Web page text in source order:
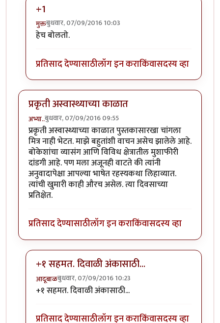
+1
मुक्तबुधवार, 07/09/2016 10:03
In reply to
हेच बोलतो.
प्रतिसाद देण्यासाठीलॉग इन कराकिंवासदस्य व्हा
प्रकृती अस्वास्थ्याच्या काळात
अभ्या..बुधवार, 07/09/2016 09:55
प्रकृती अस्वास्थ्याच्या काळात पुस्तकासारखा चांगला
मित्र नाही भेटत. माझे बहुतांशी वाचन असेच झालेले आहे.
बोकेशांचा व्यासंग आणि विविध क्षेत्रातील मुशाफीरी
दांडगी आहे. पण मला अजूनही वाटते की त्यांनी
अनुवादापेक्षा आपल्या भाषेत रहस्यकथा लिहाव्यात.
त्यांची खुमारी काही औरच असेल. त्या दिवसाच्या
प्रतिक्षेत.
प्रतिसाद देण्यासाठीलॉग इन कराकिंवासदस्य व्हा
+१ सहमत. दिवाळी अंकासाठी...
आदूबाळबुधवार, 07/09/2016 10:23
In reply toप्रकृती अस्वास्थ्याच्या काळात
+१ सहमत. दिवाळी अंकासाठी...
प्रतिसाद देण्यासाठीलॉग इन कराकिंवासदस्य व्हा